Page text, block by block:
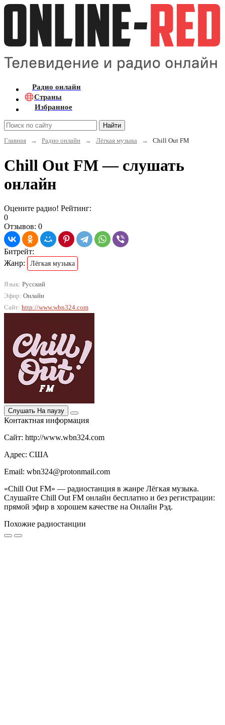
Радио онлайн
Страны
Избранное
Найти
Главная
→ Радио онлайн → Лёгкая музыка → Chill Out FM
Chill Out FM — слушать
онлайн
Оцените радио! Рейтинг:
0
Отзывов: 0
Битрейт:
Жанр:
Лёгкая музыка
Язык: Русский
Эфир: Онлайн
Сайт: http://www.wbn324.com
Слушать На паузу
Контактная информация
Сайт: http://www.wbn324.com
Адрес: США
Email: wbn324@protonmail.com
«Chill Out FM» — радиостанция в жанре Лёгкая музыка.
Слушайте Chill Out FM онлайн бесплатно и без регистрации:
прямой эфир в хорошем качестве на Онлайн Рэд.
Похожие радиостанции